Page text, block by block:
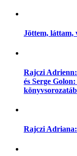
Jöttem, láttam,
Rajczi
és Serge
Rajczi